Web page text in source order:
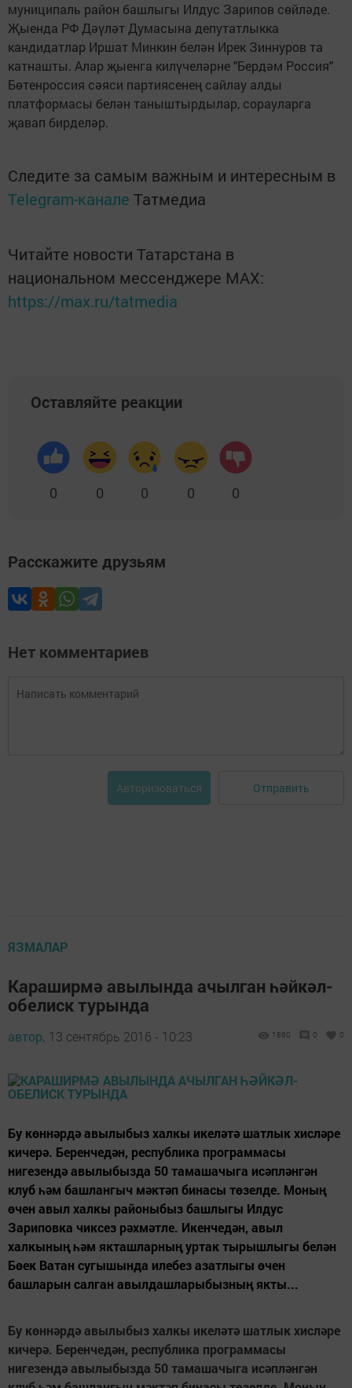
муниципаль район башлыгы Илдус Зарипов сөйләде.
Җыенда РФ Дәүләт Думасына депутатлыкка
кандидатлар Иршат Минкин белән Ирек Зиннуров та
катнашты. Алар җыенга килүчеләрне "Бердәм Россия"
Бөтенроссия сәяси партиясенең сайлау алды
платформасы белән таныштырдылар, сорауларга
җавап бирделәр.
Следите за самым важным и интересным в
Telegram-канале Татмедиа
Читайте новости Татарстана в
национальном мессенджере MАХ:
https://max.ru/tatmedia
Оставляйте реакции
0 0 0 0 0
Расскажите друзьям
Нет комментариев
Авторизоваться Отправить
ЯЗМАЛАР
Караширмә авылында ачылган һәйкәл-
обелиск турында
автор, 13 сентябрь 2016 - 10:23 1860 0 0
Бу көннәрдә авылыбыз халкы икеләтә шатлык хисләре
кичерә. Беренчедән, республика программасы
нигезендә авылыбызда 50 тамашачыга исәпләнгән
клуб һәм башлангыч мәктәп бинасы төзелде. Моның
өчен авыл халкы районыбыз башлыгы Илдус
Зариповка чиксез рәхмәтле. Икенчедән, авыл
халкының һәм якташларның уртак тырышлыгы белән
Бөек Ватан сугышында илебез азатлыгы өчен
башларын салган авылдашларыбызның якты...
Бу көннәрдә авылыбыз халкы икеләтә шатлык хисләре
кичерә. Беренчедән, республика программасы
нигезендә авылыбызда 50 тамашачыга исәпләнгән